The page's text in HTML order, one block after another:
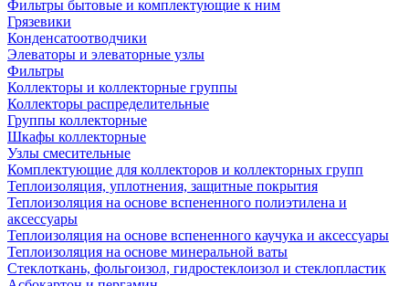
Фильтры бытовые и комплектующие к ним
Грязевики
Конденсатоотводчики
Элеваторы и элеваторные узлы
Фильтры
Коллекторы и коллекторные группы
Коллекторы распределительные
Группы коллекторные
Шкафы коллекторные
Узлы смесительные
Комплектующие для коллекторов и коллекторных групп
Теплоизоляция, уплотнения, защитные покрытия
Теплоизоляция на основе вспененного полиэтилена и
аксессуары
Теплоизоляция на основе вспененного каучука и аксессуары
Теплоизоляция на основе минеральной ваты
Стеклоткань, фольгоизол, гидростеклоизол и стеклопластик